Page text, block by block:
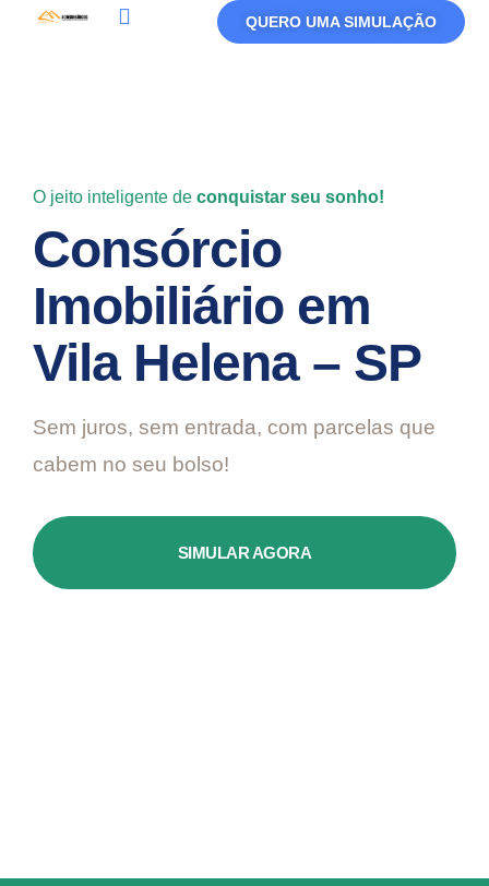
QUERO UMA SIMULAÇÃO
O jeito inteligente de conquistar seu sonho!
Consórcio
Imobiliário em
Vila Helena – SP
Sem juros, sem entrada, com parcelas que
cabem no seu bolso!
SIMULAR AGORA